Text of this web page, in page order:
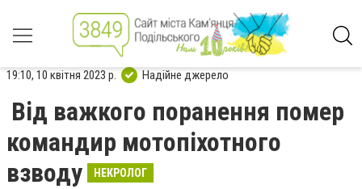
19:10, 10 квітня 2023 р. Надійне джерело
Від важкого поранення помер
командир мотопіхотного
взводу
НЕКРОЛОГ